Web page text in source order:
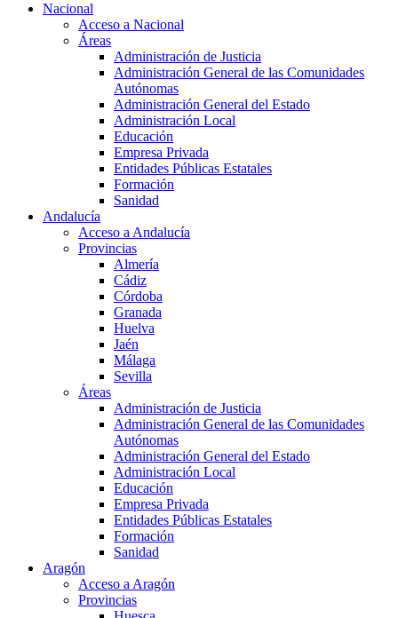
Nacional
Acceso a Nacional
Áreas
Administración de Justicia
Administración General de las Comunidades
Autónomas
Administración General del Estado
Administración Local
Educación
Empresa Privada
Entidades Públicas Estatales
Formación
Sanidad
Andalucía
Acceso a Andalucía
Provincias
Almería
Cádiz
Córdoba
Granada
Huelva
Jaén
Málaga
Sevilla
Áreas
Administración de Justicia
Administración General de las Comunidades
Autónomas
Administración General del Estado
Administración Local
Educación
Empresa Privada
Entidades Públicas Estatales
Formación
Sanidad
Aragón
Acceso a Aragón
Provincias